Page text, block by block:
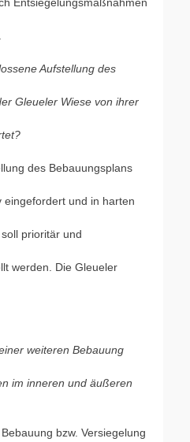
Aufstellung des
Gleueler Wiese von ihrer
des Bebauungsplans
eingefordert und in harten
prioritär und
werden. Die Gleueler
weiteren Bebauung
im inneren und äußeren
bzw. Versiegelung